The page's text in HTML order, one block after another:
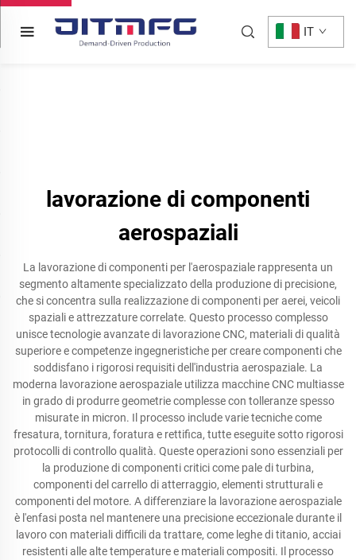
IT
lavorazione di componenti
aerospaziali
La lavorazione di componenti per l'aerospaziale rappresenta un
segmento altamente specializzato della produzione di precisione,
che si concentra sulla realizzazione di componenti per aerei, veicoli
spaziali e attrezzature correlate. Questo processo complesso
unisce tecnologie avanzate di lavorazione CNC, materiali di qualità
superiore e competenze ingegneristiche per creare componenti che
soddisfano i rigorosi requisiti dell'industria aerospaziale. La
moderna lavorazione aerospaziale utilizza macchine CNC multiasse
in grado di produrre geometrie complesse con tolleranze spesso
misurate in micron. Il processo include varie tecniche come
fresatura, tornitura, foratura e rettifica, tutte eseguite sotto rigorosi
protocolli di controllo qualità. Queste operazioni sono essenziali per
la produzione di componenti critici come pale di turbina,
componenti del carrello di atterraggio, elementi strutturali e
componenti del motore. A differenziare la lavorazione aerospaziale
è l'enfasi posta nel mantenere una precisione eccezionale durante il
lavoro con materiali difficili da trattare, come leghe di titanio, acciai
resistenti alle alte temperature e materiali compositi. Il processo